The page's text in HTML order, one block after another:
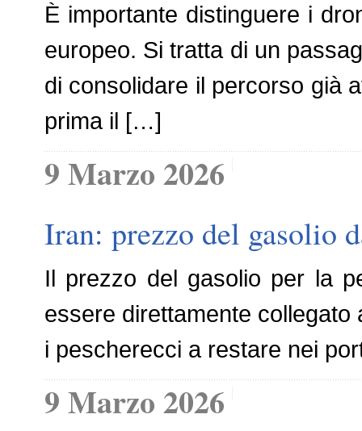
È importante distinguere i
europeo. Si tratta di un
di consolidare il percorso già
prima il […]
9 Marzo 2026
Iran: prezzo del gasolio
Il prezzo del gasolio per la
essere direttamente
i pescherecci a restare nei
9 Marzo 2026